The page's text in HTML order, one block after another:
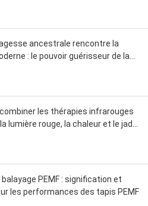
ancestrale rencontre la
: le pouvoir guérisseur de la
les thérapies infrarouges
lumière rouge, la chaleur et le jade
PEMF : signification et
les performances des tapis PEMF